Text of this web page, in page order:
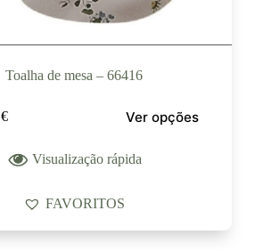
Toalha de mesa – 66416
€ Ver opções
Visualização rápida
FAVORITOS